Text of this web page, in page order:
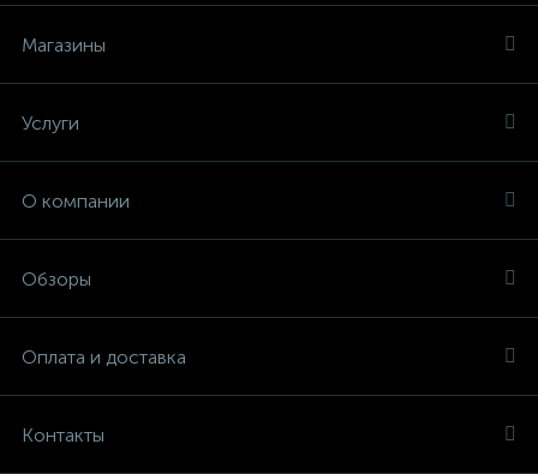
Магазины
Услуги
О компании
Обзоры
Оплата и доставка
Контакты